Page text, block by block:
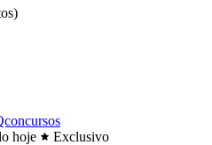
hoje Exclusivo